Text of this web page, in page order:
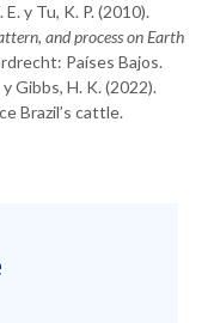
y Tu, K. P. (2010).
and process on Earth
Países Bajos.
Gibbs, H. K. (2022).
Brazil’s cattle.